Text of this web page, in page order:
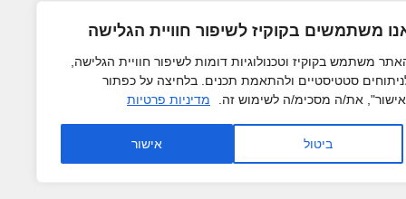
משתמשים בקוקיז לשיפור חוויית הגלישה
משתמש בקוקיז וטכנולוגיות דומות לשיפור חוויית הגלישה,
סטטיסטיים ולהתאמת תכנים. בלחיצה על כפתור
את/ה מסכימ/ה לשימוש זה.
מדיניות פרטיות
ביטול אישור